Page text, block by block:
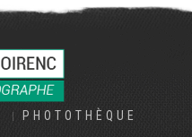
PHOTOTHÈQUE